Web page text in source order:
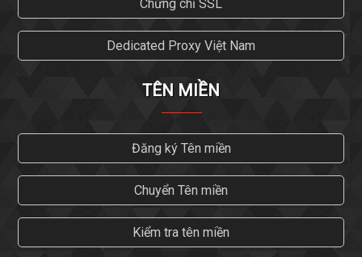
Chứng chỉ SSL
Dedicated Proxy Việt Nam
TÊN MIỀN
Đăng ký Tên miền
Chuyển Tên miền
Kiểm tra tên miền